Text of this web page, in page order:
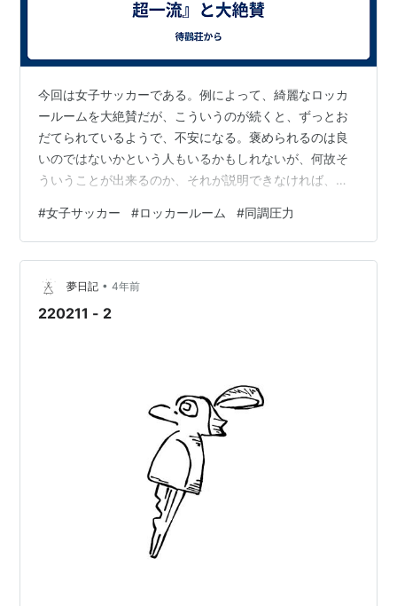
今回は女子サッカーである。例によって、綺麗なロッカ
ールームを大絶賛だが、こういうのが続くと、ずっとお
だてられているようで、不安になる。褒められるのは良
いのではないかという人もいるかもしれないが、何故そ
ういうことが出来るのか、それが説明できなければ、何
に入れるなら、仁義礼智信の「礼」に入れられると考え
た。ブラジルからジーコが鹿島アントラーズに来た時
に、プロ意識を教え、ロッカールームの片付けも教え
た。「礼」だけでなく、仁義礼智信という徳目は世界中
で共有できるということを「五常」の題で少し前に記事
#女子サッカー #ロッカールーム #同調圧力
夢日記 • 4年前
220211 - 2